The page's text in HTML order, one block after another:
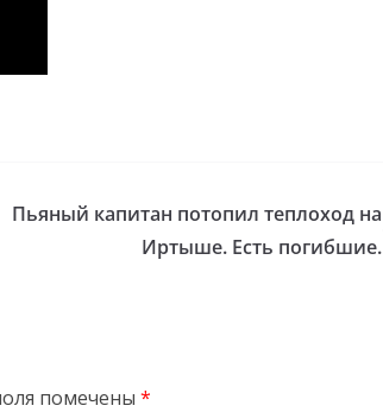
Пьяный капитан потопил теплоход на
Иртыше. Есть погибшие.
помечены *